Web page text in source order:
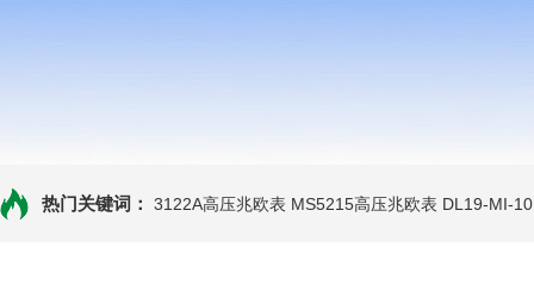
热门关键词： 3122A高压兆欧表 MS5215高压兆欧表 DL19-MI-